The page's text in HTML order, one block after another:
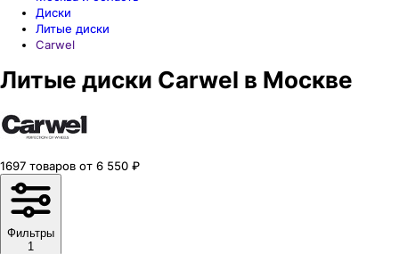
Диски
Литые диски
Carwel
Литые диски Carwel в Москве
1697 товаров от 6 550 ₽
Фильтры
1